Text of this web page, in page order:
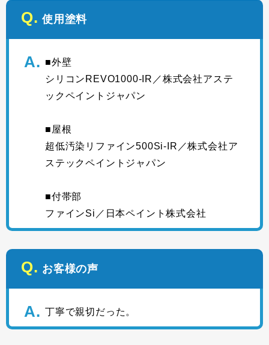
使用塗料
■外壁
シリコンREVO1000-IR／株式会社アステ
ックペイントジャパン
■屋根
超低汚染リファイン500Si-IR／株式会社ア
ステックペイントジャパン
■付帯部
ファインSi／日本ペイント株式会社
お客様の声
丁寧で親切だった。